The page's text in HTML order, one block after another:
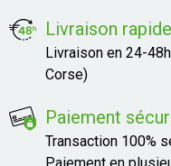
Livraison rapide
Livraison en 24-
Corse)
Paiement
Transaction 100%